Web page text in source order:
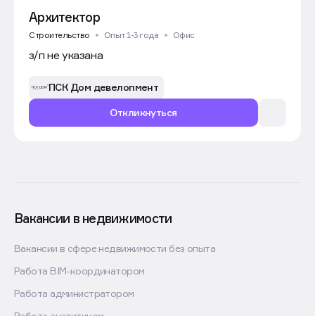
Архитектор
Строительство Опыт 1-3 года Офис
з/п не указана
Откликнуться
ПСК Дом девелопмент
Вакансии в недвижимости
Вакансии в сфере недвижимости без опыта
Работа BIM-координатором
Работа администратором